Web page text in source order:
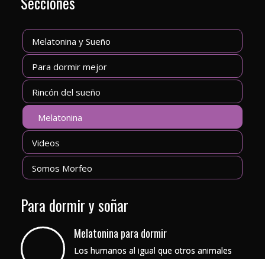
Melatonina y Sueño
Para dormir mejor
Rincón del sueño
Melatonina
Videos
Somos Morfeo
Para dormir y soñar
Melatonina para dormir
Los humanos al igual que otros animales